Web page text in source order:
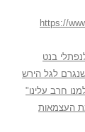
https://
בנט
שנגרם לגל הירש
העצמאות